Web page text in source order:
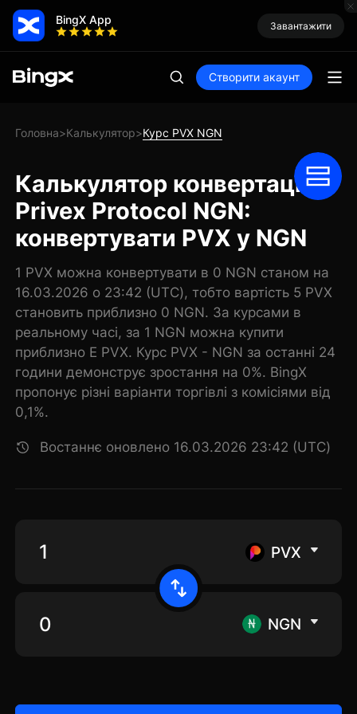
BingX App Завантажити
Створити акаунт
Головна>Калькулятор>Курс PVX NGN
Калькулятор конвертації
Privex Protocol NGN:
конвертувати PVX у NGN
1 PVX можна конвертувати в 0 NGN станом на
16.03.2026 о 23:42 (UTC), тобто вартість 5 PVX
становить приблизно 0 NGN. За курсами в
реальному часі, за 1 NGN можна купити
приблизно E PVX. Курс PVX - NGN за останні 24
години демонструє зростання на 0%. BingX
пропонує різні варіанти торгівлі з комісіями від
0,1%.
Востаннє оновлено 16.03.2026 23:42 (UTC)
PVX
NGN